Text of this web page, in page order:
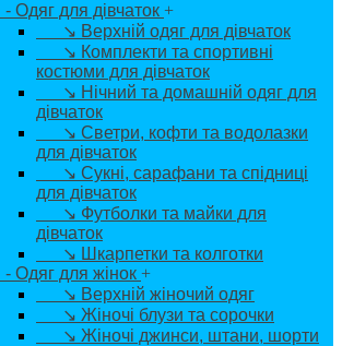
- Одяг для дівчаток +
↘ Верхній одяг для дівчаток
↘ Комплекти та спортивні
костюми для дівчаток
↘ Нічний та домашній одяг для
дівчаток
↘ Светри, кофти та водолазки
для дівчаток
↘ Сукні, сарафани та спідниці
для дівчаток
↘ Футболки та майки для
дівчаток
↘ Шкарпетки та колготки
- Одяг для жінок +
↘ Верхній жіночий одяг
↘ Жіночі блузи та сорочки
↘ Жіночі джинси, штани, шорти